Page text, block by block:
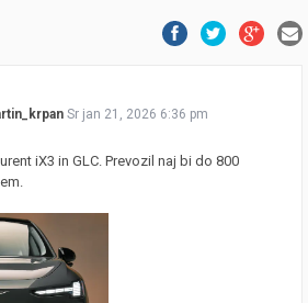
Sr jan 21, 2026 6:36 pm
iX3 in GLC. Prevozil naj bi do 800